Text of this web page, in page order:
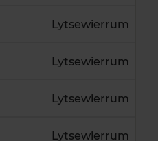
Lytsewierrum
Lytsewierrum
Lytsewierrum
Lytsewierrum